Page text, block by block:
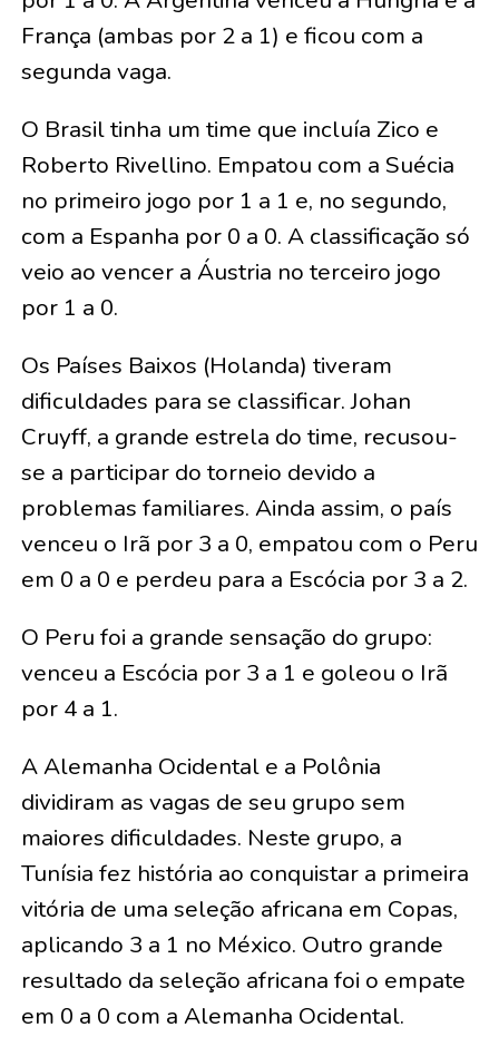
França (ambas por 2 a 1) e ficou com a
segunda vaga.
O Brasil tinha um time que incluía Zico e
Roberto Rivellino. Empatou com a Suécia
no primeiro jogo por 1 a 1 e, no segundo,
com a Espanha por 0 a 0. A classificação só
veio ao vencer a Áustria no terceiro jogo
por 1 a 0.
Os Países Baixos (Holanda) tiveram
dificuldades para se classificar. Johan
Cruyff, a grande estrela do time, recusou-
se a participar do torneio devido a
problemas familiares. Ainda assim, o país
venceu o Irã por 3 a 0, empatou com o Peru
em 0 a 0 e perdeu para a Escócia por 3 a 2.
O Peru foi a grande sensação do grupo:
venceu a Escócia por 3 a 1 e goleou o Irã
por 4 a 1.
A Alemanha Ocidental e a Polônia
dividiram as vagas de seu grupo sem
maiores dificuldades. Neste grupo, a
Tunísia fez história ao conquistar a primeira
vitória de uma seleção africana em Copas,
aplicando 3 a 1 no México. Outro grande
resultado da seleção africana foi o empate
em 0 a 0 com a Alemanha Ocidental.